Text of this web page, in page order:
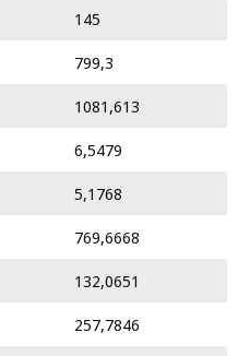
145
799,3
1081,613
6,5479
5,1768
769,6668
132,0651
257,7846